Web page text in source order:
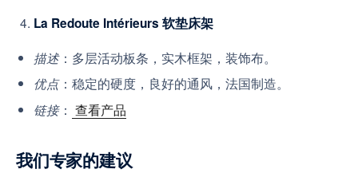
La Redoute Intérieurs 软垫床架
描述：多层活动板条，实木框架，装饰布。
优点：稳定的硬度，良好的通风，法国制造。
链接： 查看产品
我们专家的建议